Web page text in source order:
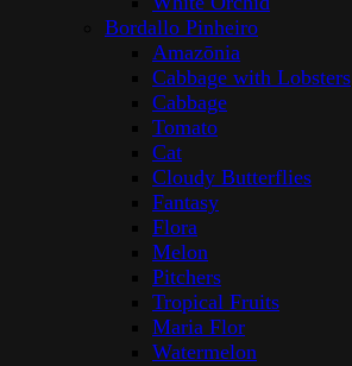
Bordallo Pinheiro
Amazōnia
Cabbage with Lobsters
Cabbage
Tomato
Cat
Cloudy Butterflies
Fantasy
Flora
Melon
Pitchers
Tropical Fruits
Maria Flor
Watermelon